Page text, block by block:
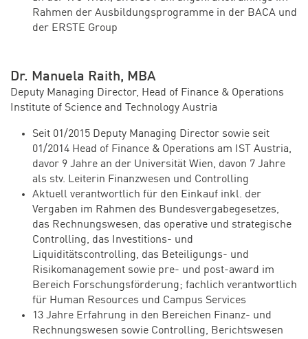
Rahmen der Ausbildungsprogramme in der BACA und
der ERSTE Group
Dr. Manuela Raith, MBA
Deputy Managing Director, Head of Finance & Operations
Institute of Science and Technology Austria
Seit 01/2015 Deputy Managing Director sowie seit
01/2014 Head of Finance & Operations am IST Austria,
davor 9 Jahre an der Universität Wien, davon 7 Jahre
als stv. Leiterin Finanzwesen und Controlling
Aktuell verantwortlich für den Einkauf inkl. der
Vergaben im Rahmen des Bundesvergabegesetzes,
das Rechnungswesen, das operative und strategische
Controlling, das Investitions- und
Liquiditätscontrolling, das Beteiligungs- und
Risikomanagement sowie pre- und post-award im
Bereich Forschungsförderung; fachlich verantwortlich
für Human Resources und Campus Services
13 Jahre Erfahrung in den Bereichen Finanz- und
Rechnungswesen sowie Controlling, Berichtswesen